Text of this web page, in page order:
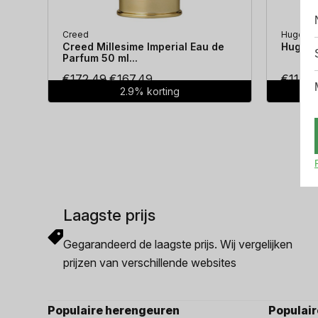
Creed
Creed Millesime Imperial Eau de
Parfum 50 ml...
€172.49Oorspronkelijke
prijs
€167.49Huidige
prijs
2.9% korting
Hugo
Hugo
€114.38
Laagste prijs
Gegarandeerd de laagste prijs. Wij vergelijken
prijzen van verschillende websites
Populaire herengeuren